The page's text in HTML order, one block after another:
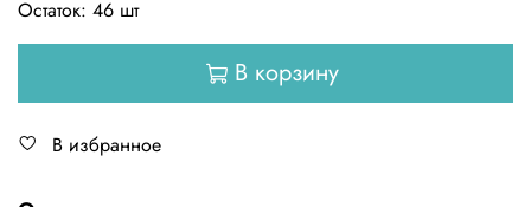
Остаток: 46 шт
В корзину
В избранное